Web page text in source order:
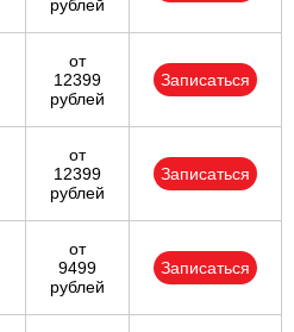
рублей
от
12399
рублей
Записаться
от
12399
рублей
Записаться
от
9499
рублей
Записаться